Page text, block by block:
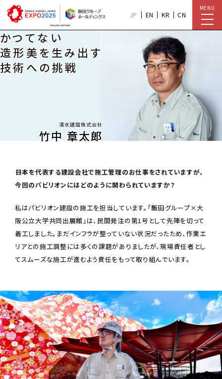
JP EN KR CN
MENU
かつてない
造形美を生み出す
技術への挑戦
清水建設株式会社
竹中 章太郎
――日本を代表する建設会社で施工管理のお仕事をされていますが、
今回のパビリオンにはどのように関わられていますか？
私はパビリオン建設の施工を担当しています。「飯田グループ×大
阪公立大学共同出展館」は、民間発注の第1号として先陣を切って
着工しました。まだインフラが整っていない状況だったため、作業エ
リアとの施工調整には多くの課題がありましたが、現場責任者とし
てスムーズな施工が進むよう責任をもって取り組んでいます。